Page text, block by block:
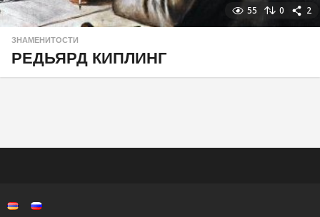
55 0 2
ЗНАМЕНИТОСТИ
РЕДЬЯРД КИПЛИНГ